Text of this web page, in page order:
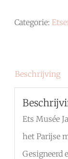
Categorie:
Beschrijving
Ets Musée
het Parijse
Gesigneerd